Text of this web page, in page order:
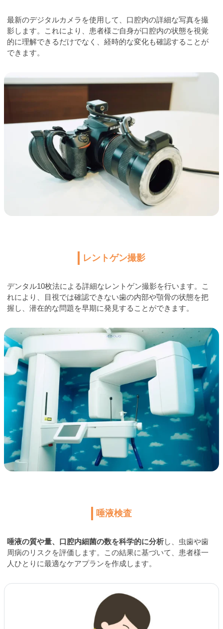
最新のデジタルカメラを使用して、口腔内の詳細な写真を撮
影します。これにより、患者様ご自身が口腔内の状態を視覚
的に理解できるだけでなく、経時的な変化も確認することが
できます。
レントゲン撮影
デンタル10枚法による詳細なレントゲン撮影を行います。こ
れにより、目視では確認できない歯の内部や顎骨の状態を把
握し、潜在的な問題を早期に発見することができます。
唾液検査
唾液の質や量、口腔内細菌の数を科学的に分析し、虫歯や歯
周病のリスクを評価します。この結果に基づいて、患者様一
人ひとりに最適なケアプランを作成します。